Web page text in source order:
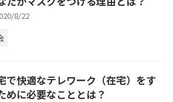
8/22
で快適なテレワーク（在宅）をす
めに必要なこととは？